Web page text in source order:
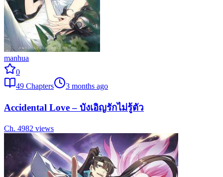
manhua
0
49 Chapters 3 months ago
Accidental Love – บังเอิญรักไม่รู้ตัว
Ch. 4982 views